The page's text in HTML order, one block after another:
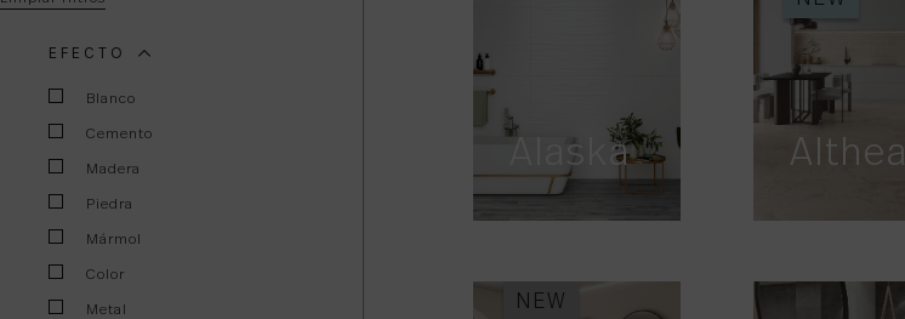
EFECTO
Blanco
Cemento
Madera
Piedra
Mármol
Color
Metal
Alaska Althea
NEW